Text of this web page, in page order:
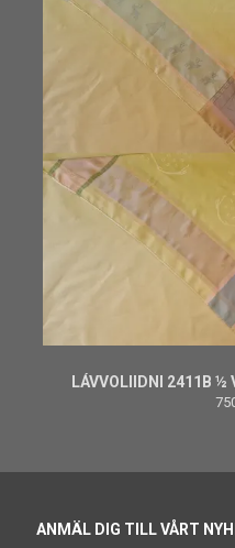
LÁVVOLIIDNI 2411B ½
ANMÄL DIG TILL VÅRT